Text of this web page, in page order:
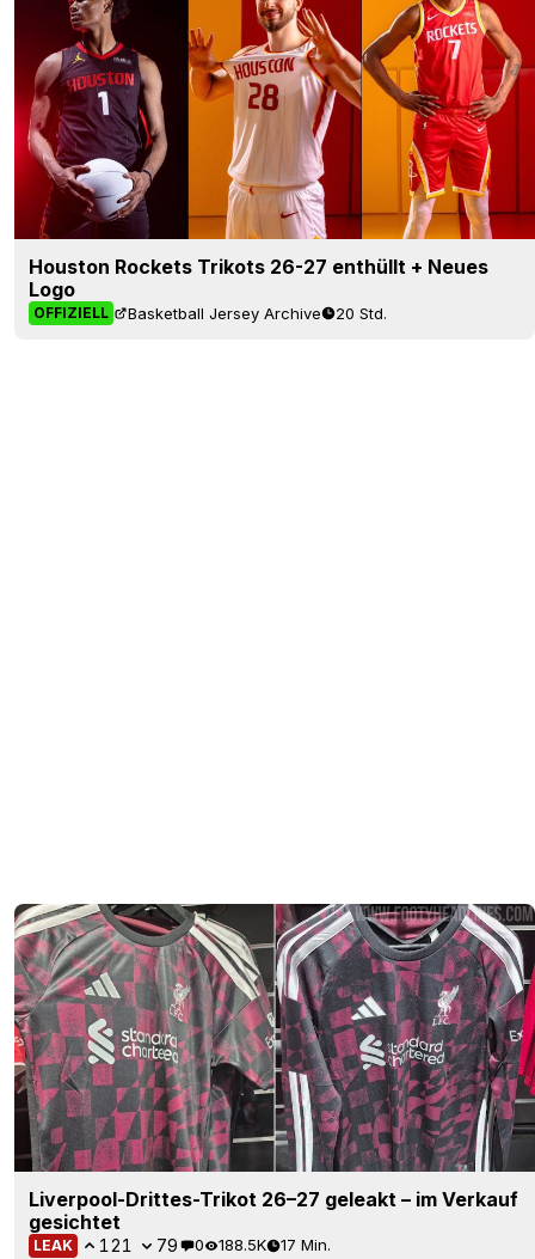
Houston Rockets Trikots 26-27 enthüllt + Neues
Logo
OFFIZIELL Basketball Jersey Archive 20 Std.
Liverpool-Drittes-Trikot 26–27 geleakt – im Verkauf
gesichtet
LEAK 121 79 0 188.5K 17 Min.